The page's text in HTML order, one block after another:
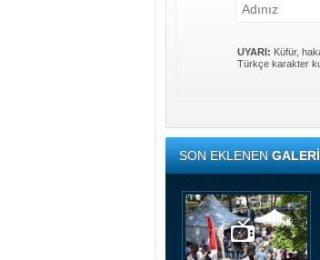
UYARI: Küfür,
Türkçe karakter
SON EKLENEN